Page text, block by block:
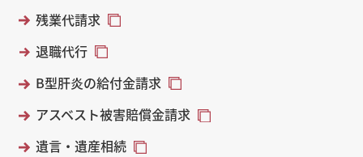
残業代請求
退職代行
B型肝炎の給付金請求
アスベスト被害賠償金請求
遺言・遺産相続